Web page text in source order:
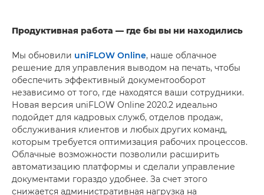
Продуктивная работа — где бы вы ни находились
Мы обновили uniFLOW Online, наше облачное
решение для управления выводом на печать, чтобы
обеспечить эффективный документооборот
независимо от того, где находятся ваши сотрудники.
Новая версия uniFLOW Online 2020.2 идеально
подойдет для кадровых служб, отделов продаж,
обслуживания клиентов и любых других команд,
которым требуется оптимизация рабочих процессов.
Облачные возможности позволили расширить
автоматизацию платформы и сделали управление
документами гораздо удобнее. За счет этого
снижается административная нагрузка на